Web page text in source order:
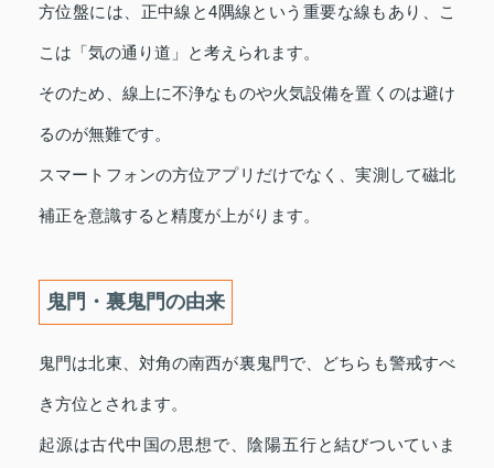
方位盤には、正中線と4隅線という重要な線もあり、こ
こは「気の通り道」と考えられます。
そのため、線上に不浄なものや火気設備を置くのは避け
るのが無難です。
スマートフォンの方位アプリだけでなく、実測して磁北
補正を意識すると精度が上がります。
鬼門・裏鬼門の由来
鬼門は北東、対角の南西が裏鬼門で、どちらも警戒すべ
き方位とされます。
起源は古代中国の思想で、陰陽五行と結びついていま